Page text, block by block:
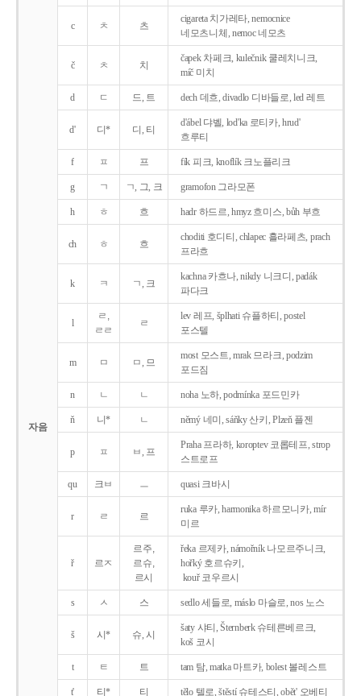
자음
c ㅊ 츠
cigareta 치가레타, nemocnice
네모츠니체, nemoc 네모츠
č ㅊ 치
čapek 차페크, kulečnik 쿨레치니크,
míč 미치
d ㄷ 드, 트 dech 데흐, divadlo 디바들로, led 레트
d' 디* 디, 티
d'ábel 댜벨, lod'ka 로티카, hrud'
흐루티
f ㅍ 프 fík 피크, knoflík 크노플리크
g ㄱ ㄱ, 그, 크 gramofon 그라모폰
h ㅎ 흐 hadr 하드르, hmyz 흐미스, bůh 부흐
ch ㅎ 흐
choditi 호디티, chlapec 흘라페츠, prach
프라흐
k ㅋ ㄱ, 크
kachna 카흐나, nikdy 니크디, padák
파다크
l
ㄹ,
ㄹㄹ
ㄹ
lev 레프, šplhati 슈플하티, postel
포스텔
m ㅁ ㅁ, 므
most 모스트, mrak 므라크, podzim
포드짐
n ㄴ ㄴ noha 노하, podmínka 포드민카
ň 니* ㄴ němý 네미, sáňky 산키, Plzeň 플젠
p ㅍ ㅂ, 프
Praha 프라하, koroptev 코롭테프, strop
스트로프
qu 크ㅂ ㅡ quasi 크바시
r ㄹ 르
ruka 루카, harmonika 하르모니카, mír
미르
ř 르ㅈ
르주,
르슈,
르시
řeka 르제카, námořník 나모르주니크,
hořký 호르슈키,
kouř 코우르시
s ㅅ 스 sedlo 세들로, máslo 마슬로, nos 노스
š 시* 슈, 시
šaty 샤티, Šternberk 슈테른베르크,
koš 코시
t ㅌ 트 tam 탐, matka 마트카, bolest 볼레스트
t' 티* 티 tělo 텔로, štěstí 슈테스티, obět' 오베티